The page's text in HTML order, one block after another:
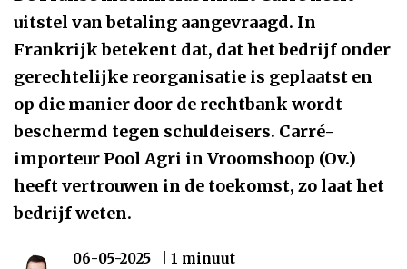
uitstel van betaling aangevraagd. In
Frankrijk betekent dat, dat het bedrijf onder
gerechtelijke reorganisatie is geplaatst en
op die manier door de rechtbank wordt
beschermd tegen schuldeisers. Carré-
importeur Pool Agri in Vroomshoop (Ov.)
heeft vertrouwen in de toekomst, zo laat het
bedrijf weten.
06-05-2025
| 1 minuut